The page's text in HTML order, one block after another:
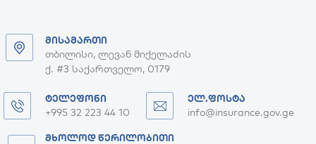
ᲛᲘᲡᲐᲛᲐᲠᲗᲘ
თბილისი, ლევან მიქელაძის
ქ. #3 საქართველო, 0179
ᲢᲔᲚᲔᲤᲝᲜᲘ
+995 32 223 44 10
ᲔᲚ.ᲤᲝᲡᲢᲐ
info@insurance.gov.ge
ᲛᲮᲝᲚᲝᲓ ᲬᲔᲠᲘᲚᲝᲑᲘᲗᲘ